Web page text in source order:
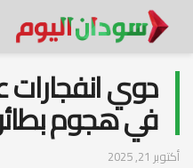
دوي انفجارات
في هجوم
أكتوبر 21, 2025